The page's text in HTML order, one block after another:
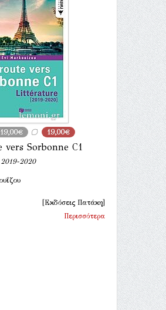
19,00€ 19,00€
vers Sorbonne C1
2020
[Εκδόσεις Πατάκη]
Περισσότερα